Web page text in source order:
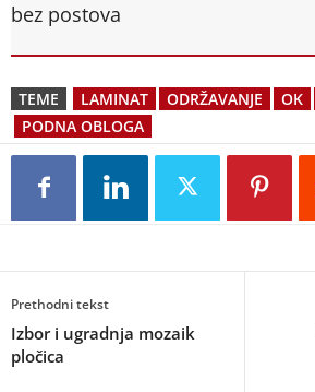
bez postova
TEME LAMINAT ODRŽAVANJE OK
PODNA OBLOGA
Prethodni tekst
Izbor i ugradnja mozaik
pločica